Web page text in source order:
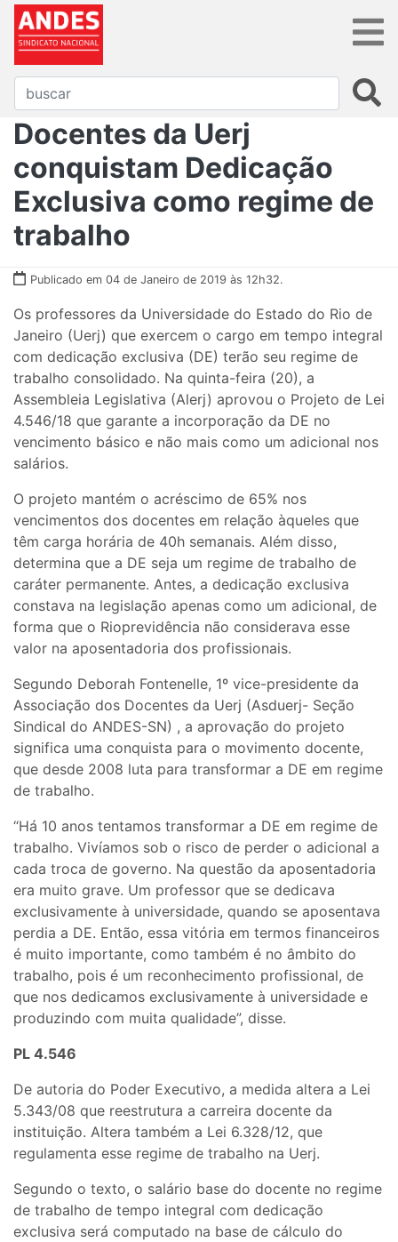
Docentes da Uerj
conquistam Dedicação
Exclusiva como regime de
trabalho
Publicado em 04 de Janeiro de 2019 às 12h32.
Os professores da Universidade do Estado do Rio de
Janeiro (Uerj) que exercem o cargo em tempo integral
com dedicação exclusiva (DE) terão seu regime de
trabalho consolidado. Na quinta-feira (20), a
Assembleia Legislativa (Alerj) aprovou o Projeto de Lei
4.546/18 que garante a incorporação da DE no
vencimento básico e não mais como um adicional nos
salários.
O projeto mantém o acréscimo de 65% nos
vencimentos dos docentes em relação àqueles que
têm carga horária de 40h semanais. Além disso,
determina que a DE seja um regime de trabalho de
caráter permanente. Antes, a dedicação exclusiva
constava na legislação apenas como um adicional, de
forma que o Rioprevidência não considerava esse
valor na aposentadoria dos profissionais.
Segundo Deborah Fontenelle, 1º vice-presidente da
Associação dos Docentes da Uerj (Asduerj- Seção
Sindical do ANDES-SN) , a aprovação do projeto
significa uma conquista para o movimento docente,
que desde 2008 luta para transformar a DE em regime
de trabalho.
“Há 10 anos tentamos transformar a DE em regime de
trabalho. Vivíamos sob o risco de perder o adicional a
cada troca de governo. Na questão da aposentadoria
era muito grave. Um professor que se dedicava
exclusivamente à universidade, quando se aposentava
perdia a DE. Então, essa vitória em termos financeiros
é muito importante, como também é no âmbito do
trabalho, pois é um reconhecimento profissional, de
que nos dedicamos exclusivamente à universidade e
produzindo com muita qualidade”, disse.
PL 4.546
De autoria do Poder Executivo, a medida altera a Lei
5.343/08 que reestrutura a carreira docente da
instituição. Altera também a Lei 6.328/12, que
regulamenta esse regime de trabalho na Uerj.
Segundo o texto, o salário base do docente no regime
de trabalho de tempo integral com dedicação
exclusiva será computado na base de cálculo do